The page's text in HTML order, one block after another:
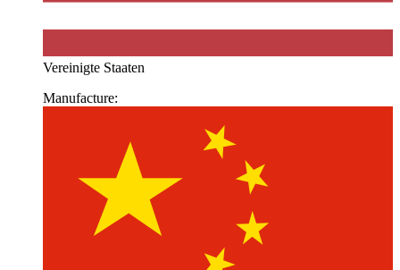
Vereinigte Staaten
Manufacture: